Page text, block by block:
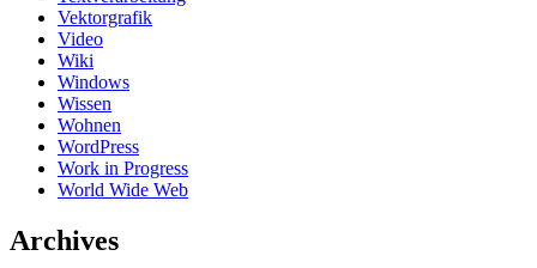
Vektorgrafik
Video
Wiki
Windows
Wissen
Wohnen
WordPress
Work in Progress
World Wide Web
Archives